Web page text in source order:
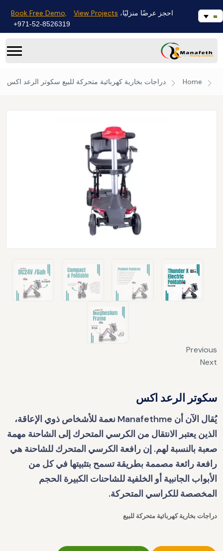
احجز عرضًا منزليًا، Book Free Demo, View Projects
971-52-8526319+
Home دراجات بخارية كهربائية متحركة للبيع سكوتر الرعد اكس
Previous
Next
سكوتر الرعد اكس
يُقال الآن أن Manafethme نعمة للأشخاص ذوي الإعاقة،
الذين يعتبر الانتقال من الكرسي المتحرك إلى الشاحنة مهمة
صعبة بالنسبة لهم. إن رافعة الكرسي المتحرك للشاحنة هي
رافعة رائعة مصممة بطريقة تسمح بتثبيتها في كل من
الأبواب الجانبية أو الخلفية للشاحنات الكبيرة الحجم
المخصصة للكراسي المتحركة.
دراجات بخارية كهربائية متحركة للبيع